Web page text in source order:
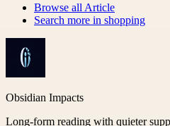
Browse all Article
Search more in shopping
Obsidian Impacts
Long-form reading with quieter